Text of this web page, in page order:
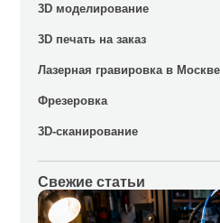
3D моделирование
3D печать на заказ
Лазерная гравировка в Москве
Фрезеровка
3D-сканирование
Свежие статьи